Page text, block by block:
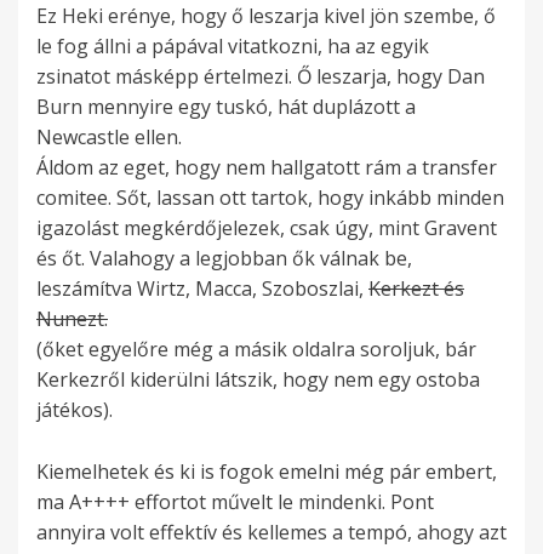
Ez Heki erénye, hogy ő leszarja kivel jön szembe, ő
le fog állni a pápával vitatkozni, ha az egyik
zsinatot másképp értelmezi. Ő leszarja, hogy Dan
Burn mennyire egy tuskó, hát duplázott a
Newcastle ellen.
Áldom az eget, hogy nem hallgatott rám a transfer
comitee. Sőt, lassan ott tartok, hogy inkább minden
igazolást megkérdőjelezek, csak úgy, mint Gravent
és őt. Valahogy a legjobban ők válnak be,
leszámítva Wirtz, Macca, Szoboszlai, Kerkezt és
Nunezt.
(őket egyelőre még a másik oldalra soroljuk, bár
Kerkezről kiderülni látszik, hogy nem egy ostoba
játékos).
Kiemelhetek és ki is fogok emelni még pár embert,
ma A++++ effortot művelt le mindenki. Pont
annyira volt effektív és kellemes a tempó, ahogy azt